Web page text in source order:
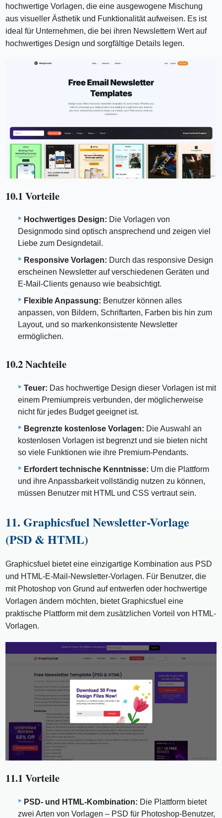
hochwertige Vorlagen, die eine ausgewogene Mischung
aus visueller Ästhetik und Funktionalität aufweisen. Es ist
ideal für Unternehmen, die bei ihren Newslettern Wert auf
hochwertiges Design und sorgfältige Details legen.
10.1 Vorteile
Hochwertiges Design: Die Vorlagen von
Designmodo sind optisch ansprechend und zeigen viel
Liebe zum Designdetail.
Responsive Vorlagen: Durch das responsive Design
erscheinen Newsletter auf verschiedenen Geräten und
E-Mail-Clients genauso wie beabsichtigt.
Flexible Anpassung: Benutzer können alles
anpassen, von Bildern, Schriftarten, Farben bis hin zum
Layout, und so markenkonsistente Newsletter
ermöglichen.
10.2 Nachteile
Teuer: Das hochwertige Design dieser Vorlagen ist mit
einem Premiumpreis verbunden, der möglicherweise
nicht für jedes Budget geeignet ist.
Begrenzte kostenlose Vorlagen: Die Auswahl an
kostenlosen Vorlagen ist begrenzt und sie bieten nicht
so viele Funktionen wie ihre Premium-Pendants.
Erfordert technische Kenntnisse: Um die Plattform
und ihre Anpassbarkeit vollständig nutzen zu können,
müssen Benutzer mit HTML und CSS vertraut sein.
11. Graphicsfuel Newsletter-Vorlage
(PSD & HTML)
Graphicsfuel bietet eine einzigartige Kombination aus PSD
und HTML-E-Mail-Newsletter-Vorlagen. Für Benutzer, die
mit Photoshop von Grund auf entwerfen oder hochwertige
Vorlagen ändern möchten, bietet Graphicsfuel eine
praktische Plattform mit dem zusätzlichen Vorteil von HTML-
Vorlagen.
11.1 Vorteile
PSD- und HTML-Kombination: Die Plattform bietet
zwei Arten von Vorlagen – PSD für Photoshop-Benutzer,